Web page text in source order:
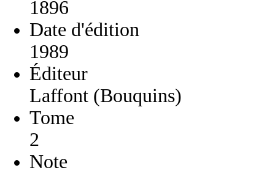
1896
Date d'édition
1989
Éditeur
Laffont (Bouquins)
Tome
2
Note